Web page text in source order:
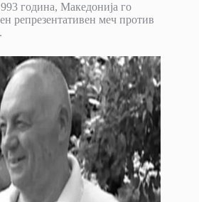
година, Македонија го
репрезентативен меч против